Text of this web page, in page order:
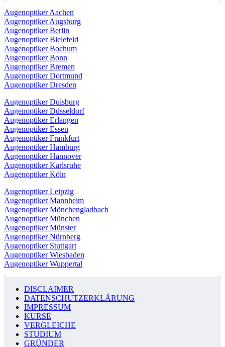
Augenoptiker Aachen
Augenoptiker Augsburg
Augenoptiker Berlin
Augenoptiker Bielefeld
Augenoptiker Bochum
Augenoptiker Bonn
Augenoptiker Bremen
Augenoptiker Dortmund
Augenoptiker Dresden
Augenoptiker Duisburg
Augenoptiker Düsseldorf
Augenoptiker Erlangen
Augenoptiker Essen
Augenoptiker Frankfurt
Augenoptiker Hamburg
Augenoptiker Hannover
Augenoptiker Karlsruhe
Augenoptiker Köln
Augenoptiker Leipzig
Augenoptiker Mannheim
Augenoptiker Mönchengladbach
Augenoptiker München
Augenoptiker Münster
Augenoptiker Nürnberg
Augenoptiker Stuttgart
Augenoptiker Wiesbaden
Augenoptiker Wuppertal
DISCLAIMER
DATENSCHUTZERKLÄRUNG
IMPRESSUM
KURSE
VERGLEICHE
STUDIUM
GRÜNDER